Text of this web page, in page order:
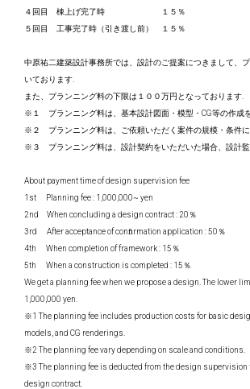
４回目 棟上げ完了時 １５％
５回目 工事完了時（引き渡し前） １５％
中原祐二建築設計事務所では、設計のご提案につきまして、
いております.
また、プランニング料の下限は１００万円となっております.
※１ プランニング料は、基本設計図面・模型・CG等の作成
※２ プランニング料は、ご依頼いただく案件の規模・条件に
※３ プランニング料は、設計契約をいただいた場合、設計監
About payment time of design supervision fee
1st Planning fee : 1,000,000~ yen
2nd When concluding a design contract : 20％
3rd After acceptance of conﬁrmation application : 50％
4th When completion of framework : 15％
5th When a construction is completed : 15％
We get a planning fee when we propose a design. The lower
1,000,000 yen.
※1 The planning fee includes production costs for basic
models, and CG renderings.
※2 The planning fee vary depending on scale and conditions.
※3 The planning fee is deducted from the design supervision
design contract.